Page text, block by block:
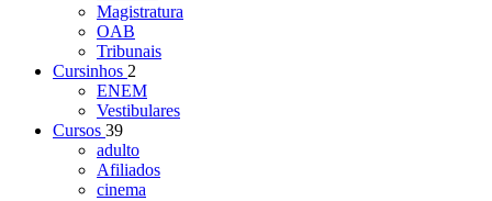
Magistratura
OAB
Tribunais
Cursinhos 2
ENEM
Vestibulares
Cursos 39
adulto
Afiliados
cinema